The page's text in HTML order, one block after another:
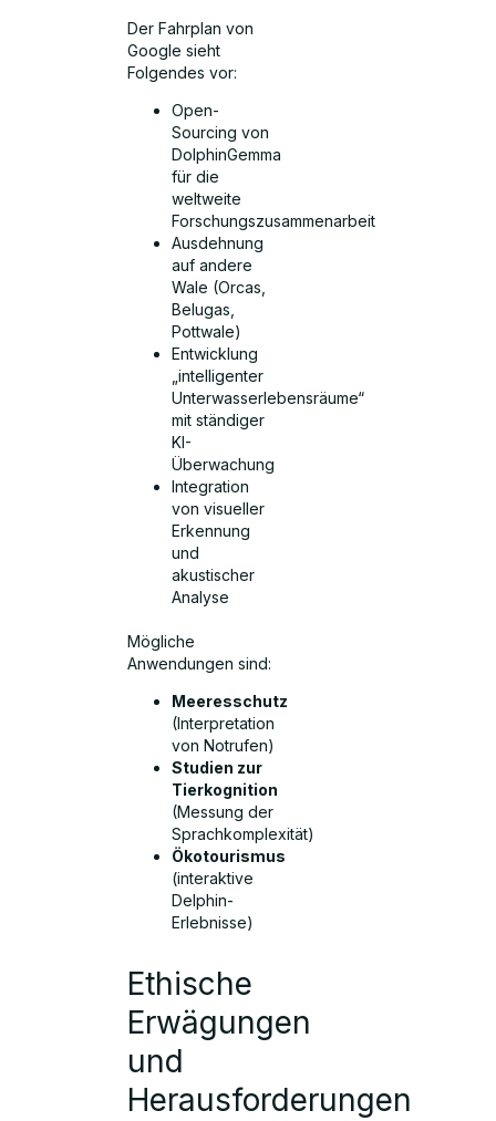
Der Fahrplan von
Google sieht
Folgendes vor:
Open-
Sourcing von
DolphinGemma
für die
weltweite
Forschungszusammenarbeit
Ausdehnung
auf andere
Wale (Orcas,
Belugas,
Pottwale)
Entwicklung
„intelligenter
Unterwasserlebensräume“
mit ständiger
KI-
Überwachung
Integration
von visueller
Erkennung
und
akustischer
Analyse
Mögliche
Anwendungen sind:
Meeresschutz
(Interpretation
von Notrufen)
Studien zur
Tierkognition
(Messung der
Sprachkomplexität)
Ökotourismus
(interaktive
Delphin-
Erlebnisse)
Ethische
Erwägungen
und
Herausforderungen